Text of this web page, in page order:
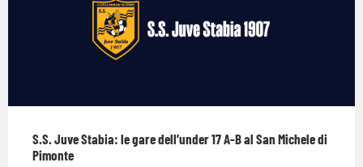
S.S. Juve Stabia: le gare dell’under 17 A-B al San Michele di
Pimonte